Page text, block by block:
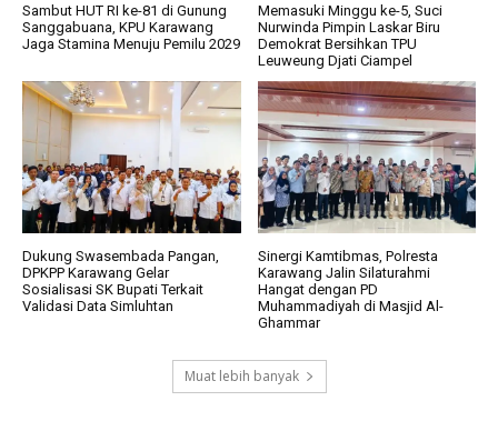
Sambut HUT RI ke-81 di Gunung
Sanggabuana, KPU Karawang
Jaga Stamina Menuju Pemilu 2029
Memasuki Minggu ke-5, Suci
Nurwinda Pimpin Laskar Biru
Demokrat Bersihkan TPU
Leuweung Djati Ciampel
Dukung Swasembada Pangan,
DPKPP Karawang Gelar
Sosialisasi SK Bupati Terkait
Validasi Data Simluhtan
Sinergi Kamtibmas, Polresta
Karawang Jalin Silaturahmi
Hangat dengan PD
Muhammadiyah di Masjid Al-
Ghammar
Muat lebih banyak